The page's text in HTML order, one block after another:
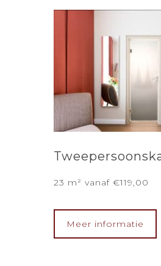
23 m² vanaf €119,00
Meer informatie